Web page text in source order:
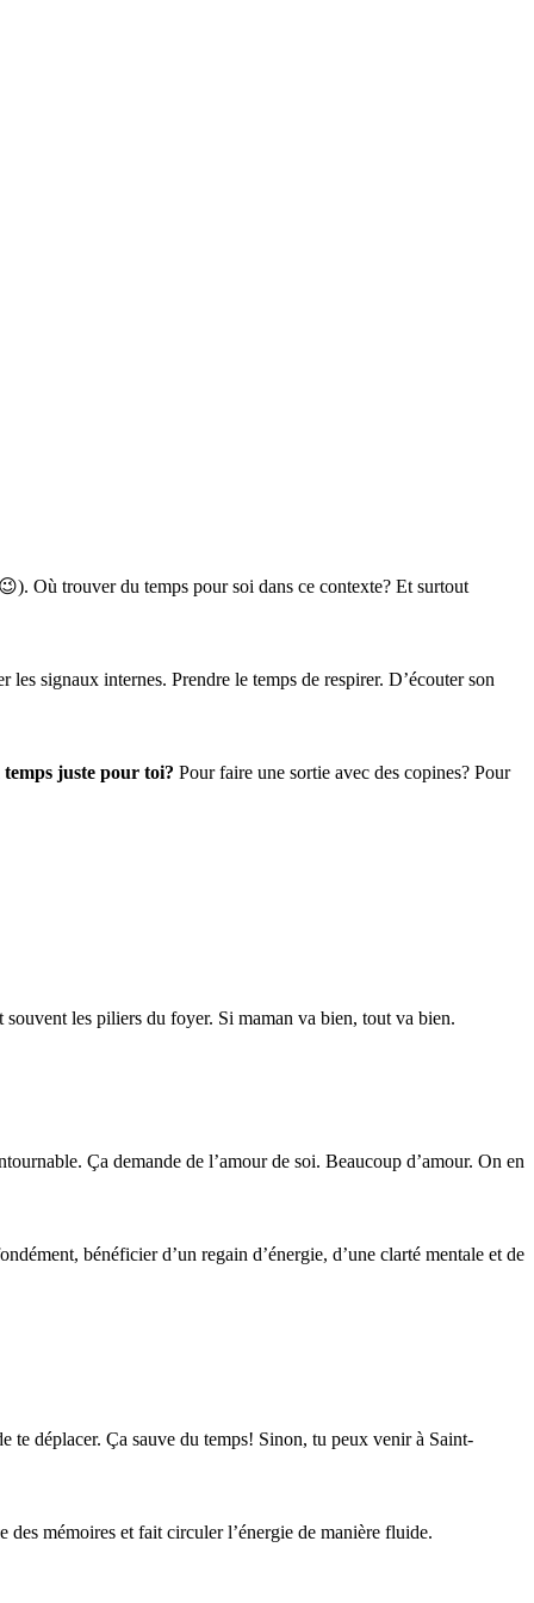
Où trouver du temps pour soi dans ce contexte? Et surtout
les signaux internes. Prendre le temps de respirer. D’écouter son
juste pour toi? Pour faire une sortie avec des copines? Pour
souvent les piliers du foyer. Si maman va bien, tout va bien.
Ça demande de l’amour de soi. Beaucoup d’amour. On en
bénéficier d’un regain d’énergie, d’une clarté mentale et de
te déplacer. Ça sauve du temps! Sinon, tu peux venir à Saint-
mémoires et fait circuler l’énergie de manière fluide.